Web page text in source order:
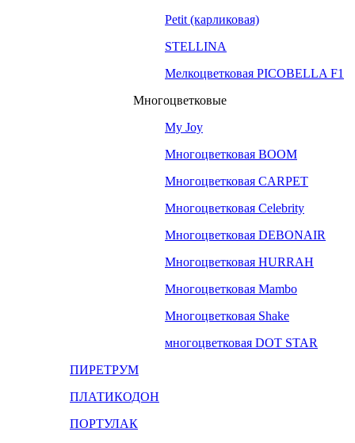
Petit (карликовая)
STELLINA
Мелкоцветковая PICOBELLA F1
Многоцветковые
My Joy
Многоцветковая BOOM
Многоцветковая CARPET
Многоцветковая Celebrity
Многоцветковая DEBONAIR
Многоцветковая HURRAH
Многоцветковая Mambo
Многоцветковая Shake
многоцветковая DOT STAR
ПИРЕТРУМ
ПЛАТИКОДОН
ПОРТУЛАК